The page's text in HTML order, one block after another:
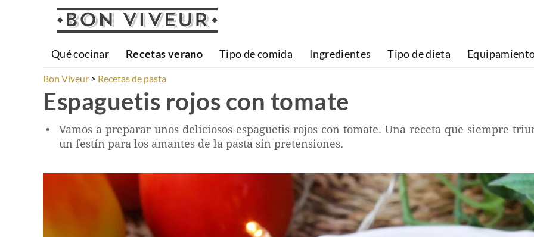
Qué cocinar Recetas verano Tipo de comida Ingredientes Tipo de dieta
Bon Viveur Recetas de pasta
Espaguetis rojos con tomate
Vamos a preparar unos deliciosos espaguetis rojos con tomate. Una receta que siempre
un festín para los amantes de la pasta sin pretensiones.